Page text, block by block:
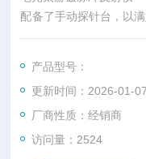
配备了手动探针台，以
——该环境要求在几分钟
产品型号：
更新时间：2026-01-07
厂商性质：经销商
访问量：2524